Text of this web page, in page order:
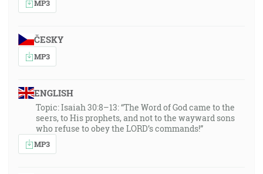
MP3
ČESKY
MP3
ENGLISH
Topic: Isaiah 30:8–13: “The Word of God came to the
seers, to His prophets, and not to the wayward sons
who refuse to obey the LORD’s commands!”
MP3